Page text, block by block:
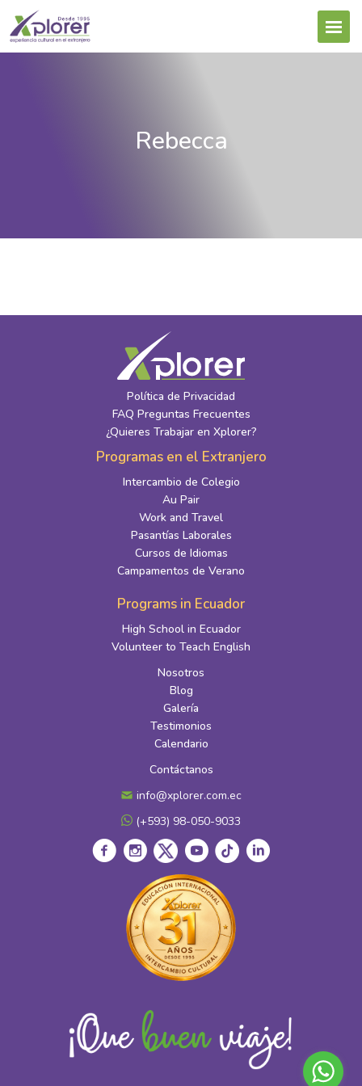
Rebecca
Política de Privacidad
FAQ Preguntas Frecuentes
¿Quieres Trabajar en Xplorer?
Programas en el Extranjero
Intercambio de Colegio
Au Pair
Work and Travel
Pasantías Laborales
Cursos de Idiomas
Campamentos de Verano
Programs in Ecuador
High School in Ecuador
Volunteer to Teach English
Nosotros
Blog
Galería
Testimonios
Calendario
Contáctanos
info@xplorer.com.ec
(+593) 98-050-9033